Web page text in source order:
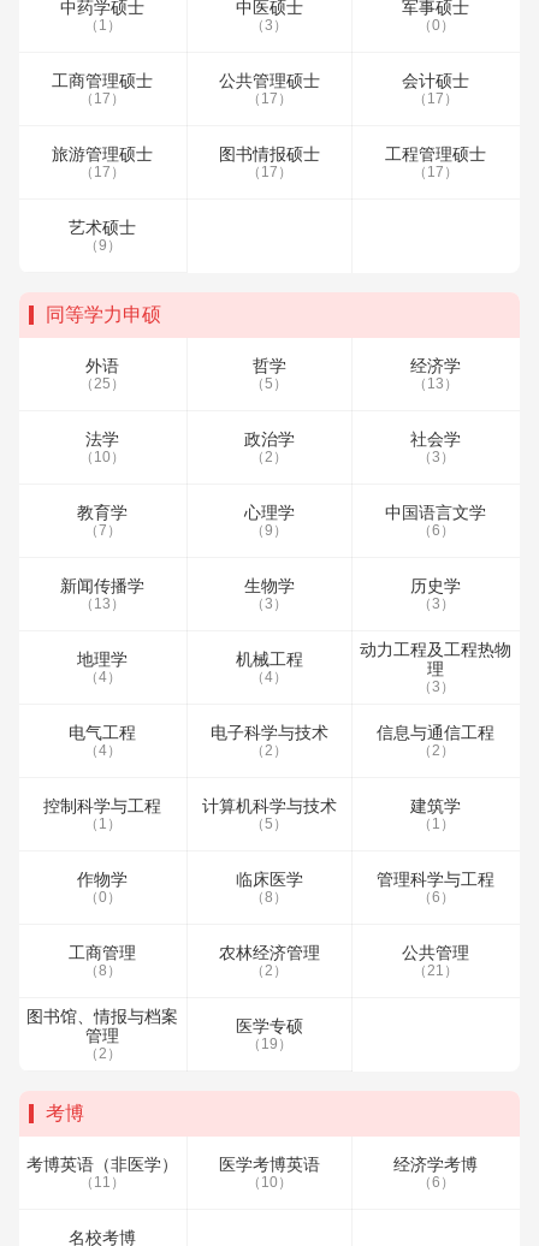
中药学硕士
（1）
中医硕士
（3）
军事硕士
（0）
工商管理硕士
（17）
公共管理硕士
（17）
会计硕士
（17）
旅游管理硕士
（17）
图书情报硕士
（17）
工程管理硕士
（17）
艺术硕士
（9）
同等学力申硕
外语
（25）
哲学
（5）
经济学
（13）
法学
（10）
政治学
（2）
社会学
（3）
教育学
（7）
心理学
（9）
中国语言文学
（6）
新闻传播学
（13）
生物学
（3）
历史学
（3）
地理学
（4）
机械工程
（4）
动力工程及工程热物
理
（3）
电气工程
（4）
电子科学与技术
（2）
信息与通信工程
（2）
控制科学与工程
（1）
计算机科学与技术
（5）
建筑学
（1）
作物学
（0）
临床医学
（8）
管理科学与工程
（6）
工商管理
（8）
农林经济管理
（2）
公共管理
（21）
图书馆、情报与档案
管理
（2）
医学专硕
（19）
考博
考博英语（非医学）
（11）
医学考博英语
（10）
经济学考博
（6）
名校考博